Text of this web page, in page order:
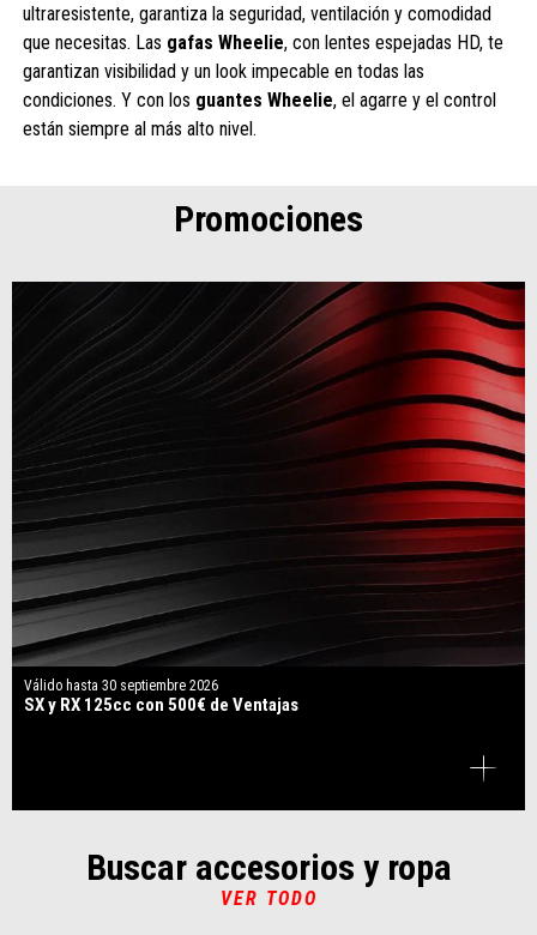
ultraresistente, garantiza la seguridad, ventilación y comodidad
que necesitas. Las gafas Wheelie, con lentes espejadas HD, te
garantizan visibilidad y un look impecable en todas las
condiciones. Y con los guantes Wheelie, el agarre y el control
están siempre al más alto nivel.
Promociones
Válido hasta 30 septiembre 2026
SX y RX 125cc con 500€ de Ventajas
Buscar accesorios y ropa
VER TODO